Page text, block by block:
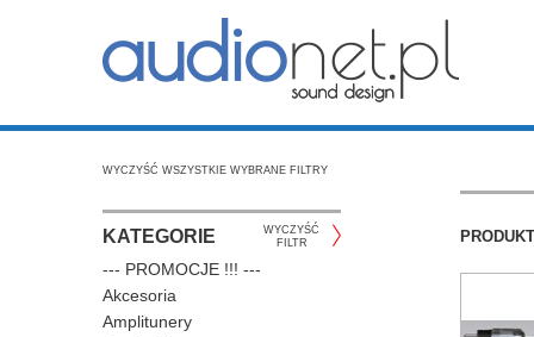
WYCZYŚĆ WSZYSTKIE WYBRANE FILTRY
KATEGORIE
WYCZYŚĆ
FILTR
--- PROMOCJE !!! ---
Akcesoria
Amplitunery